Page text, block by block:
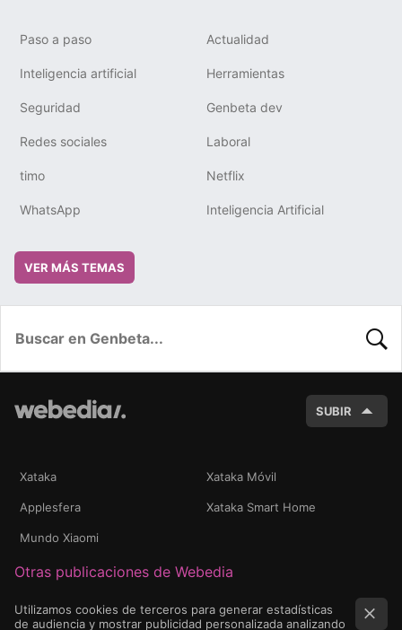
Paso a paso Actualidad
Inteligencia artificial Herramientas
Seguridad Genbeta dev
Redes sociales Laboral
timo Netflix
WhatsApp Inteligencia Artificial
VER MÁS TEMAS
SUBIR
Xataka Xataka Móvil
Applesfera Xataka Smart Home
Mundo Xiaomi
Otras publicaciones de Webedia
Utilizamos cookies de terceros para generar estadísticas
de audiencia y mostrar publicidad personalizada analizando